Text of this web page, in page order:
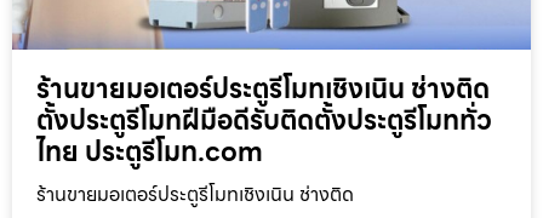
ร้านขายมอเตอร์ประตูรีโมทเชิงเนิน ช่างติด
ตั้งประตูรีโมทฝีมือดีรับติดตั้งประตูรีโมททั่ว
ไทย ประตูรีโมท.com
ร้านขายมอเตอร์ประตูรีโมทเชิงเนิน ช่างติด